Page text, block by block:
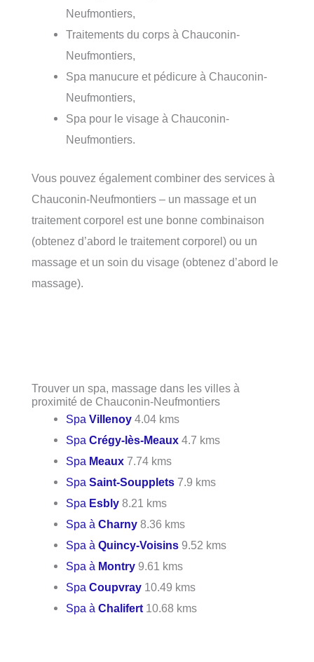
Neufmontiers,
Traitements du corps à Chauconin-
Neufmontiers,
Spa manucure et pédicure à Chauconin-
Neufmontiers,
Spa pour le visage à Chauconin-
Neufmontiers.
Vous pouvez également combiner des services à
Chauconin-Neufmontiers – un massage et un
traitement corporel est une bonne combinaison
(obtenez d’abord le traitement corporel) ou un
massage et un soin du visage (obtenez d’abord le
massage).
Trouver un spa, massage dans les villes à
proximité de Chauconin-Neufmontiers
SpaVillenoy 4.04 kms
SpaCrégy-lès-Meaux 4.7 kms
Spa Meaux 7.74 kms
SpaSaint-Soupplets 7.9 kms
Spa Esbly 8.21 kms
Spa àCharny 8.36 kms
Spa àQuincy-Voisins 9.52 kms
Spa à Montry 9.61 kms
SpaCoupvray 10.49 kms
Spa àChalifert 10.68 kms